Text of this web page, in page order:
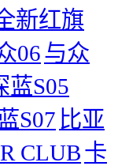
新红旗
06与众
蓝S05
S07 比亚
CLUB卡